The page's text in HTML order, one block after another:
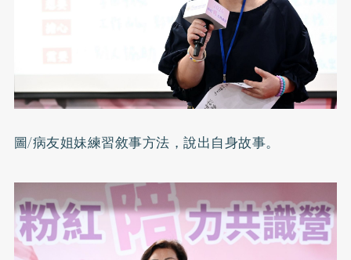
圖/病友姐妹練習敘事方法，說出自身故事。